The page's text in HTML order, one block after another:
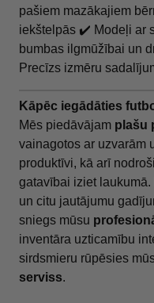
pašiem mazākajiem
iekštelpās ✔️ Modeļi ar
bumbas ilgmūžībai un
Precīzs izmēru
Kāpēc iegādāties
Mēs piedāvājam plašu
vainagotos ar uzvarām
produktīvi, kā arī
gatavībai iziet
un citu jautājumu
sniegs mūsu
inventāra uzticamību
sirdsmieru rūpēsies
serviss.